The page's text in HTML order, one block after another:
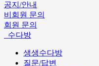
공지/안내
비회원 문의
회원 문의
수다방
생생수다방
질문/답변